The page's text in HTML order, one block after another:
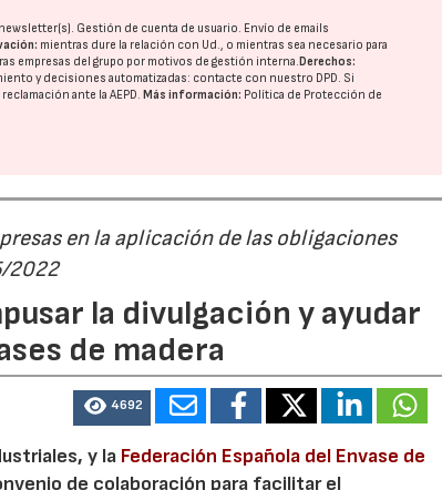
Gestión de cuenta de usuario. Envío de emails
mientras dure la relación con Ud., o mientras sea necesario para
empresas del grupo por motivos de gestión interna. Derechos:
y decisiones automatizadas: contacte con nuestro DPD. Si
reclamación ante laAEPD. Más información: Política de Protección de
en la aplicación de las obligaciones
2022
la divulgación y ayudar
de madera
4692
y la Federación Española del Envase de
de colaboración para facilitar el